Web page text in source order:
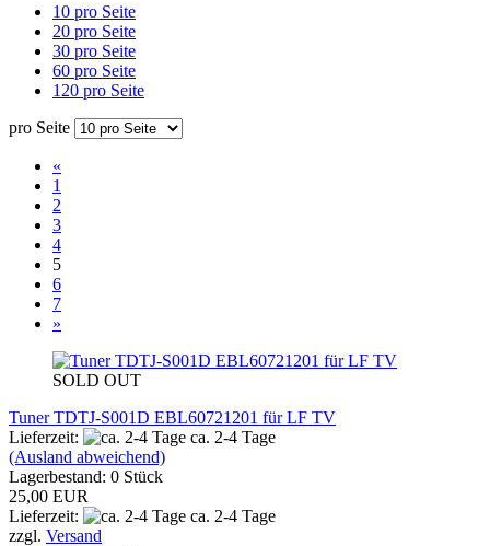
10 pro Seite
20 pro Seite
30 pro Seite
60 pro Seite
120 pro Seite
pro Seite
«
1
2
3
4
5
6
7
»
SOLD OUT
Tuner TDTJ-S001D EBL60721201 für LF TV
Lieferzeit:
ca. 2-4 Tage
(Ausland abweichend)
Lagerbestand: 0 Stück
25,00 EUR
Lieferzeit:
ca. 2-4 Tage
zzgl. Versand